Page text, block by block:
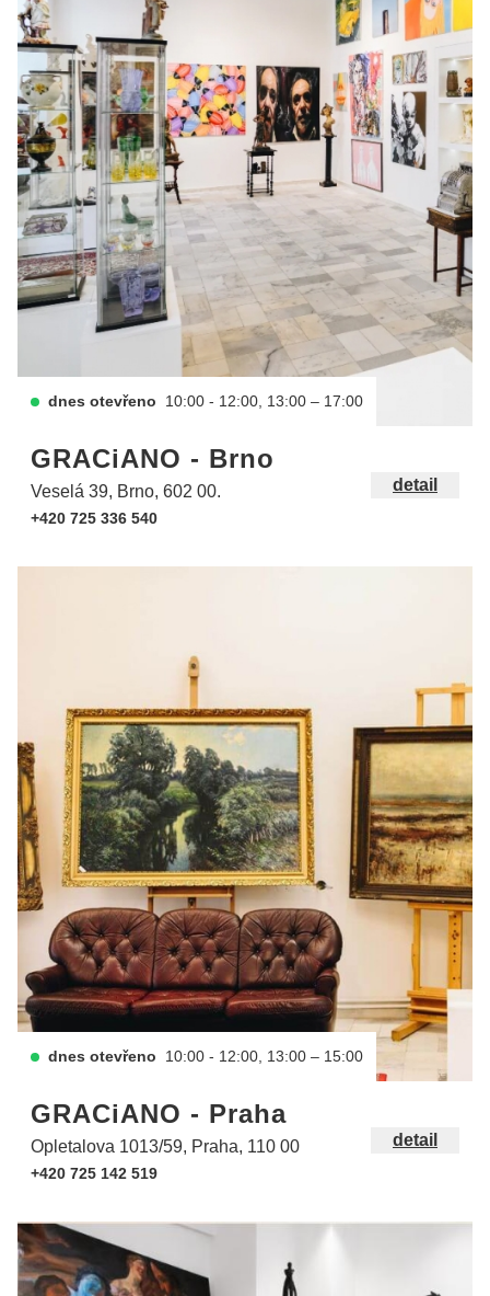
dnes otevřeno 10:00 - 12:00, 13:00 – 17:00
GRACiANO - Brno
Veselá 39, Brno, 602 00.
+420 725 336 540
detail
dnes otevřeno 10:00 - 12:00, 13:00 – 15:00
GRACiANO - Praha
Opletalova 1013/59, Praha, 110 00
+420 725 142 519
detail